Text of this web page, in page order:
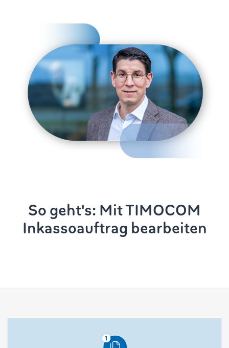
So geht's: Mit TIMOCOM
Inkassoauftrag bearbeiten